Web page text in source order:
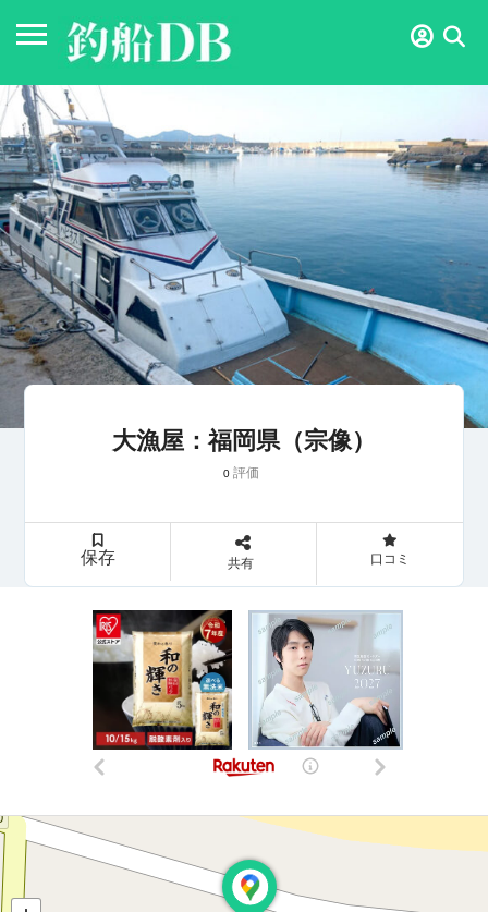
大漁屋：福岡県（宗像）
0評価
保存 共有 口コミ